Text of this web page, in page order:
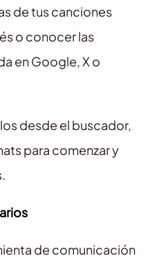
de tus canciones
o conocer las
en Google, X o
desde el buscador,
para comenzar y
de comunicación